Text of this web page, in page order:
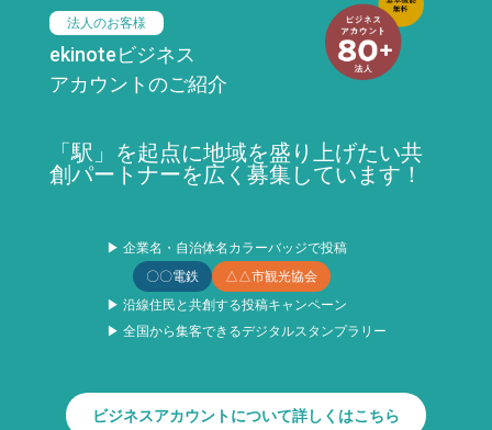
法人のお客様
ekinoteビジネス
アカウントのご紹介
「駅」を起点に地域を盛り上げたい共
創パートナーを広く募集しています！
▶ 企業名・自治体名カラーバッジで投稿
〇〇電鉄
△△市観光協会
▶ 沿線住民と共創する投稿キャンペーン
▶ 全国から集客できるデジタルスタンプラリー
ビジネスアカウントについて詳しくはこちら